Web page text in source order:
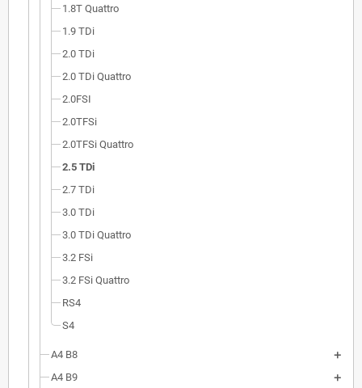
1.8T Quattro
1.9 TDi
2.0 TDi
2.0 TDi Quattro
2.0FSI
2.0TFSi
2.0TFSi Quattro
2.5 TDi
2.7 TDi
3.0 TDi
3.0 TDi Quattro
3.2 FSi
3.2 FSi Quattro
RS4
S4
A4 B8
A4 B9